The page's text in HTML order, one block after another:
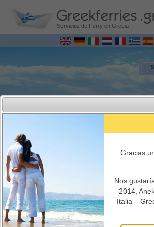
Servicios de Ferry en Grecia
MENU
Italia - Grecia Ferries Reservas
Itinerarios, horarios, el costo del ticket,
Gracias
Nos
2014,
Italia –